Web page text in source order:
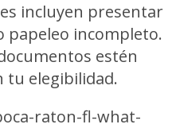
incluyen presentar
papeleo incompleto.
estén
tu elegibilidad.